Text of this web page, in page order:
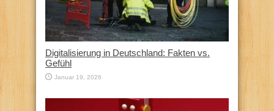
Digitalisierung in Deutschland: Fakten vs.
Gefühl
Januar 19, 2026